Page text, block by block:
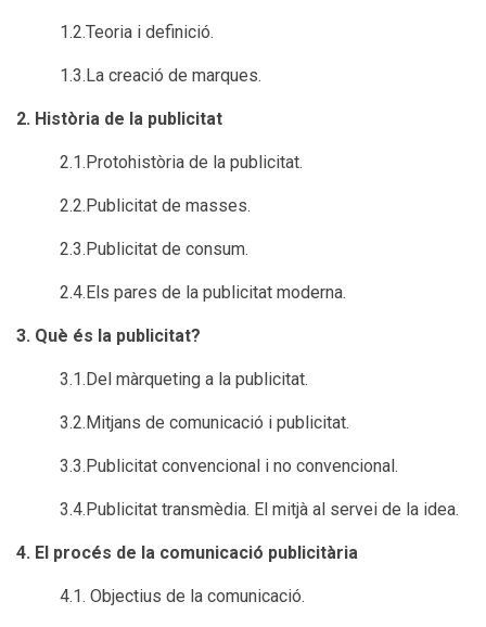
1.2.Teoria i definició.
1.3.La creació de marques.
2. Història de la publicitat
2.1.Protohistòria de la publicitat.
2.2.Publicitat de masses.
2.3.Publicitat de consum.
2.4.Els pares de la publicitat moderna.
3. Què és la publicitat?
3.1.Del màrqueting a la publicitat.
3.2.Mitjans de comunicació i publicitat.
3.3.Publicitat convencional i no convencional.
3.4.Publicitat transmèdia. El mitjà al servei de la idea.
4. El procés de la comunicació publicitària
4.1. Objectius de la comunicació.